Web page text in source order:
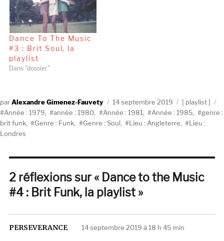
Dance To The Music
#3 : Brit Soul, la
playlist
Dans "dossier"
AuteurAlexandre Gimenez-Fauvety
Publié
le
14 septembre 2019 Catégories
playlist
Année : 1979
année : 1980 Année : 1981 Année : 1985
genre :
brit funk
Genre : Funk Genre : Soul Lieu : Angleterre
Lieu :
Londres
2 réflexions sur « Dance to the Music
#4 : Brit Funk, la playlist »
PERSEVERANCEdit : 14 septembre 2019 à 18 h 45 min